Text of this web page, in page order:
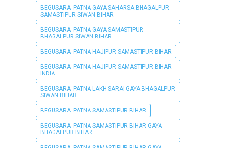
BEGUSARAI PATNA GAYA SAHARSA BHAGALPUR
SAMASTIPUR SIWAN BIHAR
BEGUSARAI PATNA GAYA SAMASTIPUR
BHAGALPUR SIWAN BIHAR
BEGUSARAI PATNA HAJIPUR SAMASTIPUR BIHAR
BEGUSARAI PATNA HAJIPUR SAMASTIPUR BIHAR
INDIA
BEGUSARAI PATNA LAKHISARAI GAYA BHAGALPUR
SIWAN BIHAR
BEGUSARAI PATNA SAMASTIPUR BIHAR
BEGUSARAI PATNA SAMASTIPUR BIHAR GAYA
BHAGALPUR BIHAR